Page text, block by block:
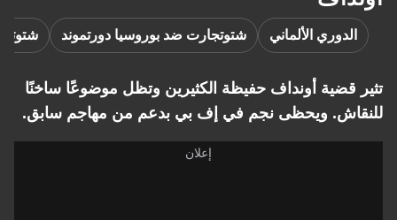
الدوري الألماني شتوتجارت ضد بوروسيا دورتموند
تثير قضية أونداف حفيظة الكثيرين وتظل موضوعًا ساخنًا
للنقاش. ويحظى نجم في إف بي بدعم من مهاجم سابق.